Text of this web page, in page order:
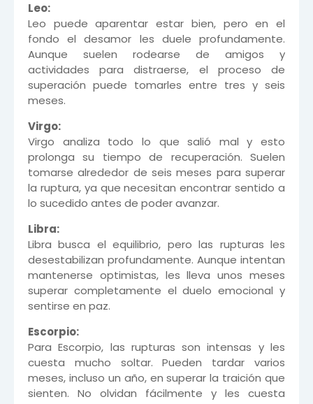
Leo:
Leo puede aparentar estar bien, pero en el
fondo el desamor les duele profundamente.
Aunque suelen rodearse de amigos y
actividades para distraerse, el proceso de
superación puede tomarles entre tres y seis
meses.
Virgo:
Virgo analiza todo lo que salió mal y esto
prolonga su tiempo de recuperación. Suelen
tomarse alrededor de seis meses para superar
la ruptura, ya que necesitan encontrar sentido a
lo sucedido antes de poder avanzar.
Libra:
Libra busca el equilibrio, pero las rupturas les
desestabilizan profundamente. Aunque intentan
mantenerse optimistas, les lleva unos meses
superar completamente el duelo emocional y
sentirse en paz.
Escorpio:
Para Escorpio, las rupturas son intensas y les
cuesta mucho soltar. Pueden tardar varios
meses, incluso un año, en superar la traición que
sienten. No olvidan fácilmente y les cuesta